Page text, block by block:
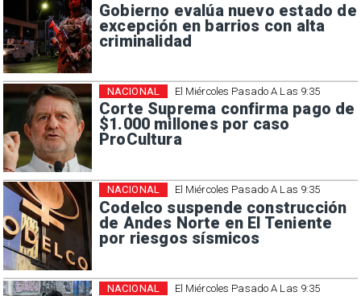
Gobierno evalúa nuevo estado de
excepción en barrios con alta
criminalidad
El Miércoles Pasado A Las 9:35
Corte Suprema confirma pago de
$1.000 millones por caso
ProCultura
NACIONAL
El Miércoles Pasado A Las 9:35
Codelco suspende construcción
de Andes Norte en El Teniente
por riesgos sísmicos
NACIONAL
El Miércoles Pasado A Las 9:35
NACIONAL